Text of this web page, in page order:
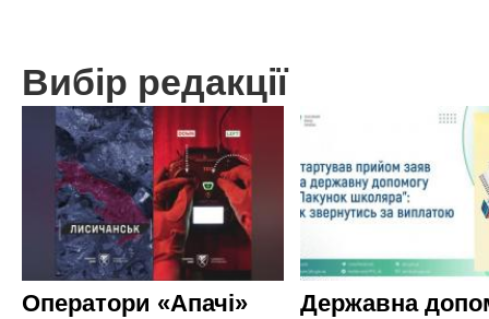
Вибір редакції
Оператори «Апачі»
Державна